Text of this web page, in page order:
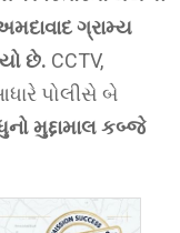
ગ્રામ્ય
છે. CCTV,
પોલીસે બે
મુદ્દામાલ કબ્જે